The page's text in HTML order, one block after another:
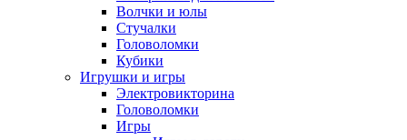
Волчки и юлы
Стучалки
Головоломки
Кубики
Игрушки и игры
Электровикторина
Головоломки
Игры